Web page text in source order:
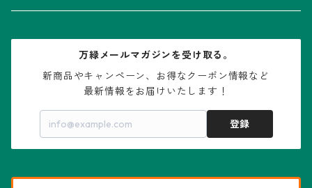
リザード・スキン兜
エキノケレウス属
エキノプシス属
コノフィツム属
センナ属
水石・景石
万緑メールマガジンを受け取る。
新商品やキャンペーン、お得なクーポン情報など
最新情報をお届けいたします！
登録